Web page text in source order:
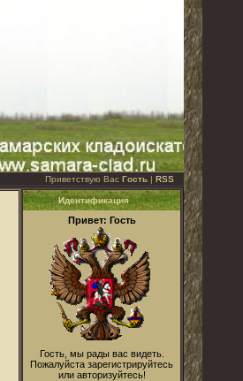
Приветствую Вас Гость | RSS
Идентификация
Привет: Гость
Гость, мы рады вас видеть.
Пожалуйста зарегистрируйтесь
или авторизуйтесь!